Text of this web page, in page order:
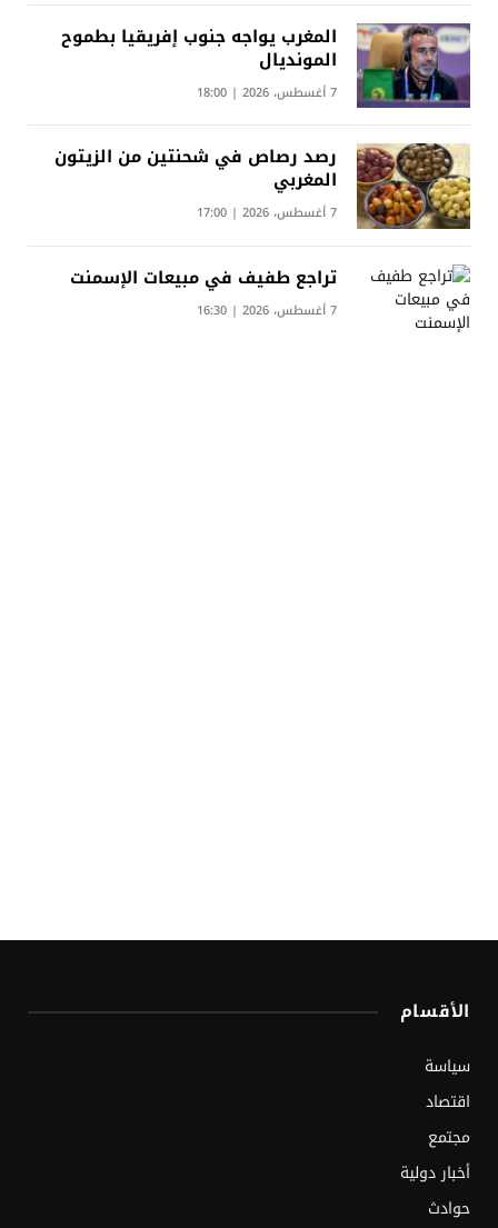
المغرب يواجه جنوب إفريقيا بطموح
المونديال
7 أغسطس، 2026 | 18:00
رصد رصاص في شحنتين من الزيتون
المغربي
7 أغسطس، 2026 | 17:00
تراجع طفيف في مبيعات الإسمنت
7 أغسطس، 2026 | 16:30
الأقسام
سياسة
اقتصاد
مجتمع
أخبار دولية
حوادث